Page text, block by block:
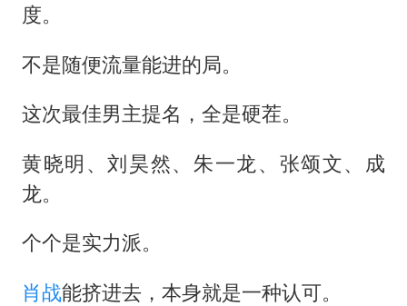
度。
不是随便流量能进的局。
这次最佳男主提名，全是硬茬。
黄晓明、刘昊然、朱一龙、张颂文、成
龙。
个个是实力派。
肖战能挤进去，本身就是一种认可。